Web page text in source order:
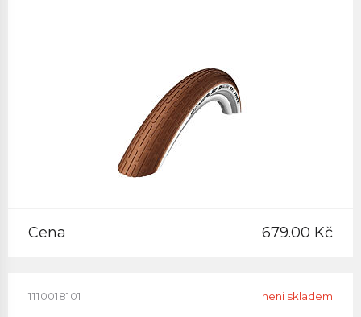
Cena 679.00 Kč
1110018101 neni skladem